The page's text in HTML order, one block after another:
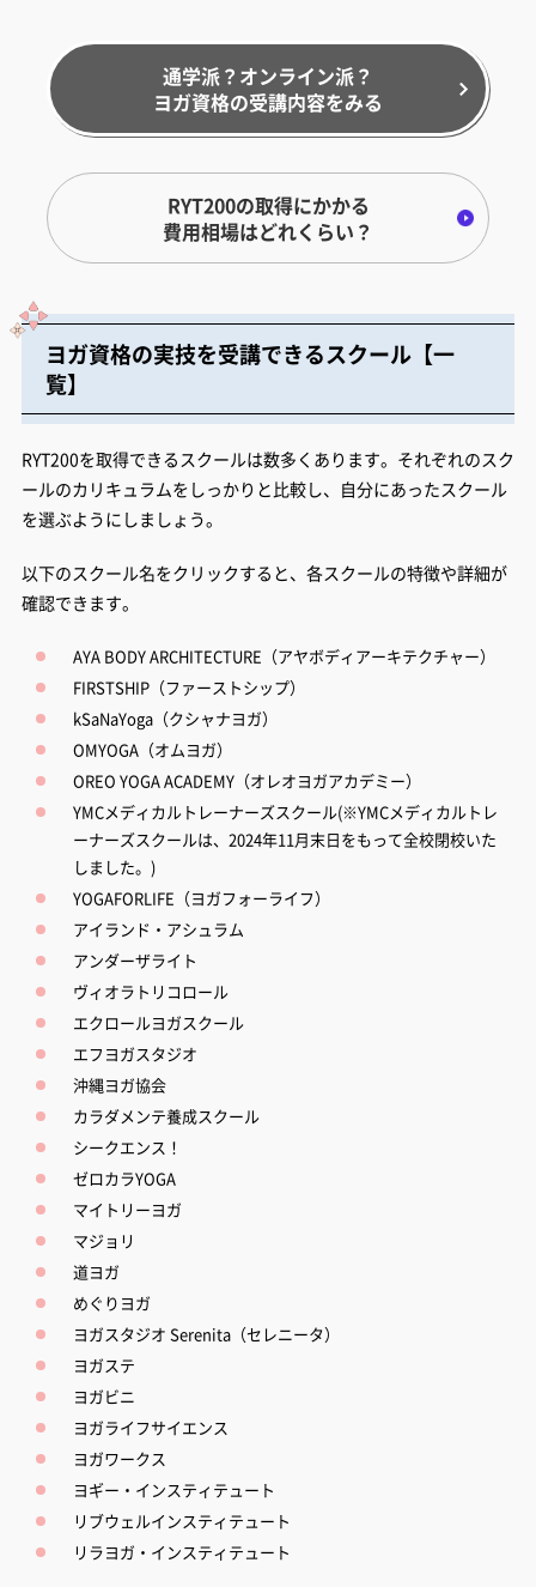
通学派？オンライン派？
ヨガ資格の受講内容をみる
RYT200の取得にかかる
費用相場はどれくらい？
ヨガ資格の実技を受講できるスクール【一
覧】
RYT200を取得できるスクールは数多くあります。それぞれのスク
ールのカリキュラムをしっかりと比較し、自分にあったスクール
を選ぶようにしましょう。
以下のスクール名をクリックすると、各スクールの特徴や詳細が
確認できます。
AYA BODY ARCHITECTURE（アヤボディアーキテクチャー）
FIRSTSHIP（ファーストシップ）
kSaNaYoga（クシャナヨガ）
OMYOGA（オムヨガ）
OREO YOGA ACADEMY（オレオヨガアカデミー）
YMCメディカルトレーナーズスクール(※YMCメディカルトレ
ーナーズスクールは、2024年11月末日をもって全校閉校いた
しました。)
YOGAFORLIFE（ヨガフォーライフ）
アイランド・アシュラム
アンダーザライト
ヴィオラトリコロール
エクロールヨガスクール
エフヨガスタジオ
沖縄ヨガ協会
カラダメンテ養成スクール
シークエンス！
ゼロカラYOGA
マイトリーヨガ
マジョリ
道ヨガ
めぐりヨガ
ヨガスタジオ Serenita（セレニータ）
ヨガステ
ヨガビニ
ヨガライフサイエンス
ヨガワークス
ヨギー・インスティテュート
リブウェルインスティテュート
リラヨガ・インスティテュート